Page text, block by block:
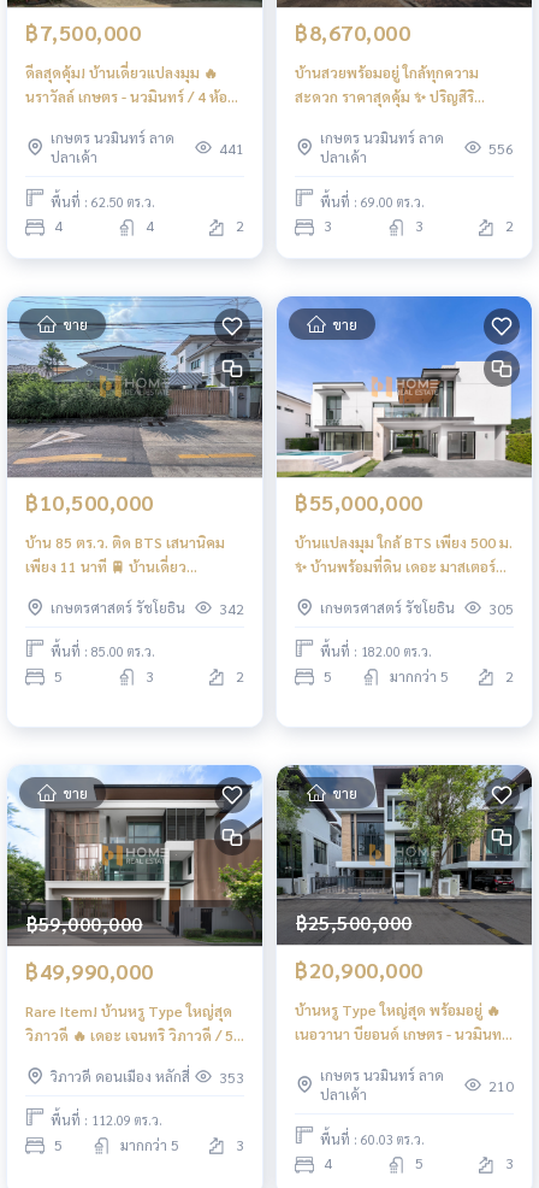
฿7,500,000
ดีลสุดคุ้ม! บ้านเดี่ยวแปลงมุม 🔥
นราวัลล์ เกษตร - นวมินทร์ / 4 ห้อง
Nawamin / 4 Bedrooms (FOR
SALE) TPM064 🔥 นราวัลล์ เกษตร
- นวมินทร์ / 4 ห้องนอน (ขาย),
Narawan Kaset - Nawamin / 4
Bedrooms (FOR SALE) TPM064
เกษตร นวมินทร์ ลาด
ปลาเค้า
441
พื้นที่ : 62.50 ตร.ว.
4 4 2
฿8,670,000
บ้านสวยพร้อมอยู่ ใกล้ทุกความ
สะดวก ราคาสุดคุ้ม ✨ ปริญสิริ
Prinsiri Nuanchan / 3 Bedrooms
(FOR SALE) TPM073
เกษตร นวมินทร์ ลาด
ปลาเค้า
556
พื้นที่ : 69.00 ตร.ว.
3 3 2
ขาย
฿10,500,000
บ้าน 85 ตร.ว. ติด BTS เสนานิคม
เพียง 11 นาที 🚆 บ้านเดี่ยว
ห้องนอน (ขาย), Detached House
Senanikom 1 Soi 24 / 5
Bedrooms (FOR SALE) TPM331
เกษตรศาสตร์ รัชโยธิน 342
พื้นที่ : 85.00 ตร.ว.
5 3 2
ขาย
฿55,000,000
บ้านแปลงมุม ใกล้ BTS เพียง 500 ม.
✨ บ้านพร้อมที่ดิน เดอะ มาสเตอร์
(ขาย), House with land The
Master Ekkamai - Ramintra / 5
Bedrooms (FOR SALE) TPM335
เกษตรศาสตร์ รัชโยธิน 305
พื้นที่ : 182.00 ตร.ว.
5 มากกว่า 5 2
ขาย
฿59,000,000
฿49,990,000
Rare Item! บ้านหรู Type ใหญ่สุด
วิภาวดี 🔥 เดอะ เจนทริ วิภาวดี / 5
Vibhavadi / 5 Bedrooms (FOR
SALE) TPM345
วิภาวดี ดอนเมือง หลักสี่ 353
พื้นที่ : 112.09 ตร.ว.
5 มากกว่า 5 3
ขาย
฿25,500,000
฿20,900,000
บ้านหรู Type ใหญ่สุด พร้อมอยู่ 🔥
เนอวานา บียอนด์ เกษตร - นวมินทร์
Beyond Kaset - Navamin / 4
Bedrooms (FOR SALE) TPM375
เกษตร นวมินทร์ ลาด
ปลาเค้า
210
พื้นที่ : 60.03 ตร.ว.
4 5 3